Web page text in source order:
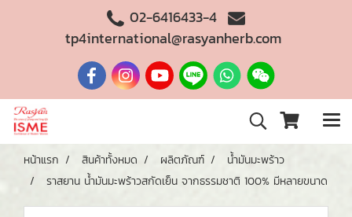
02-6416433-4
tp4international@rasyanherb.com
หน้าแรก สินค้าทั้งหมด ผลิตภัณฑ์
น้ำมันมะพร้าว
ราสยาน น้ำมันมะพร้าวสกัดเย็น จากธรรมชาติ 100% มีหลายขนาด